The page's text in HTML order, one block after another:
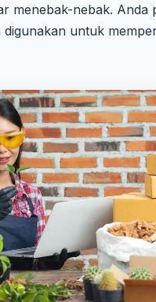
menebak-nebak. Anda
digunakan untuk